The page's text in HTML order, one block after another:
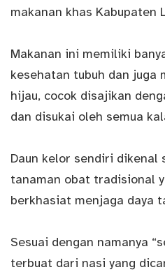
makanan khas Kabupaten
Makanan ini memiliki
kesehatan tubuh dan juga
hijau, cocok disajikan
dan disukai oleh semua
Daun kelor sendiri dikenal
tanaman obat tradisional
berkhasiat menjaga daya
Sesuai dengan namanya
terbuat dari nasi yang